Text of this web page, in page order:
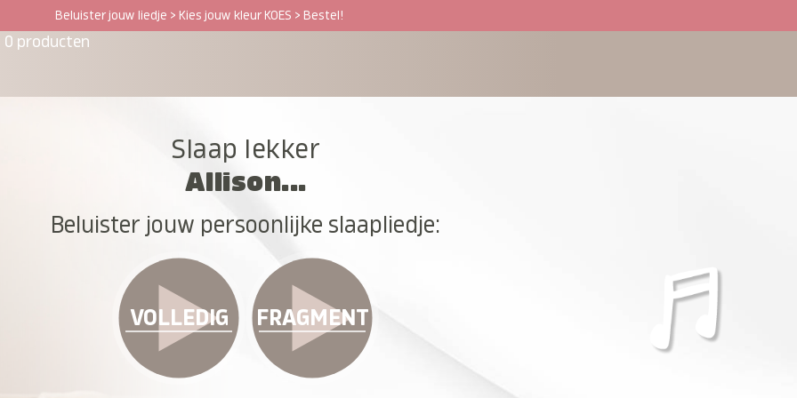
Beluister jouw liedje > Kies jouw kleur KOES > Bestel!
0 producten
Slaap lekker
Allison...
Beluister jouw persoonlijke slaapliedje:
VOLLEDIG FRAGMENT